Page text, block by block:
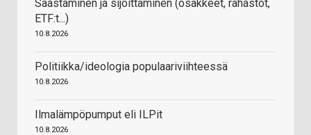
Säästäminen ja sijoittaminen (osakkeet, rahastot,
ETF:t...)
10.8.2026
Politiikka/ideologia populaariviihteessä
10.8.2026
Ilmalämpöpumput eli ILPit
10.8.2026